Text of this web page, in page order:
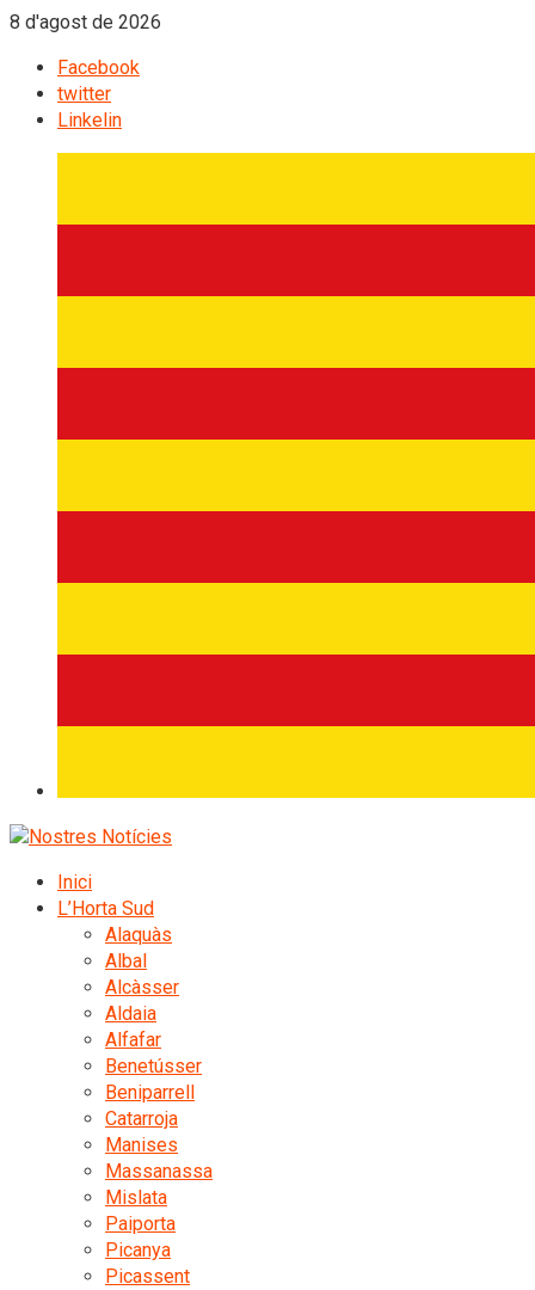
8 d'agost de 2026
Facebook
twitter
Linkelin
Inici
L’Horta Sud
Alaquàs
Albal
Alcàsser
Aldaia
Alfafar
Benetússer
Beniparrell
Catarroja
Manises
Massanassa
Mislata
Paiporta
Picanya
Picassent